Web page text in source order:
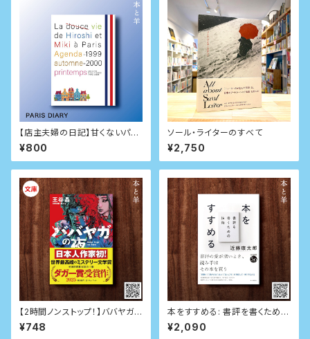
【店主夫婦の日記】甘くないパリ
生活日記 1999秋-2000春
¥800
ソール・ライターのすべて
¥2,750
【2時間ノンストップ！】ババヤガ
の夜
¥748
本をすすめる: 書評を書くための
技術
¥2,090